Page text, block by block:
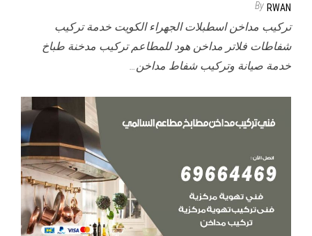
By RWAN
تركيب مداخن اسطبلات الجهراء الكويت خدمة تركيب
شفاطات فلاتر مداخن هود للمطاعم تركيب مدخنة طباخ
خدمة صيانة وتركيب شفاط مداخن…